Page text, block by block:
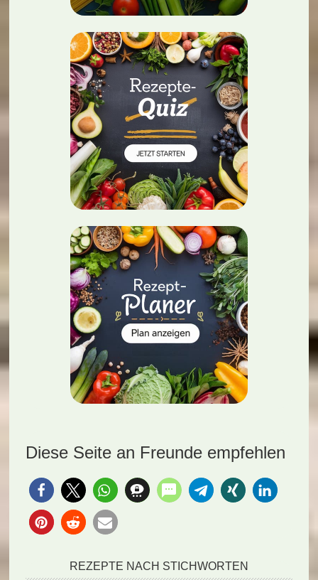
Diese Seite an Freunde empfehlen
REZEPTE NACH STICHWORTEN